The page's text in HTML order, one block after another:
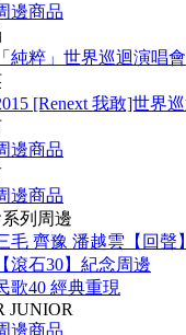
邊商品
「純粹」世界巡迴演唱會
[Renext 我敢]世界
邊商品
邊商品
列周邊
毛 齊豫 潘越雲【回聲
【滾石30】紀念周邊
歌40 經典重現
JUNIOR
邊商品